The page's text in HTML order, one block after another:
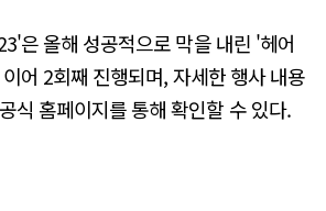
은 올해 성공적으로 막을 내린 '헤어
어 2회째 진행되며, 자세한 행사 내용
식 홈페이지를 통해 확인할 수 있다.